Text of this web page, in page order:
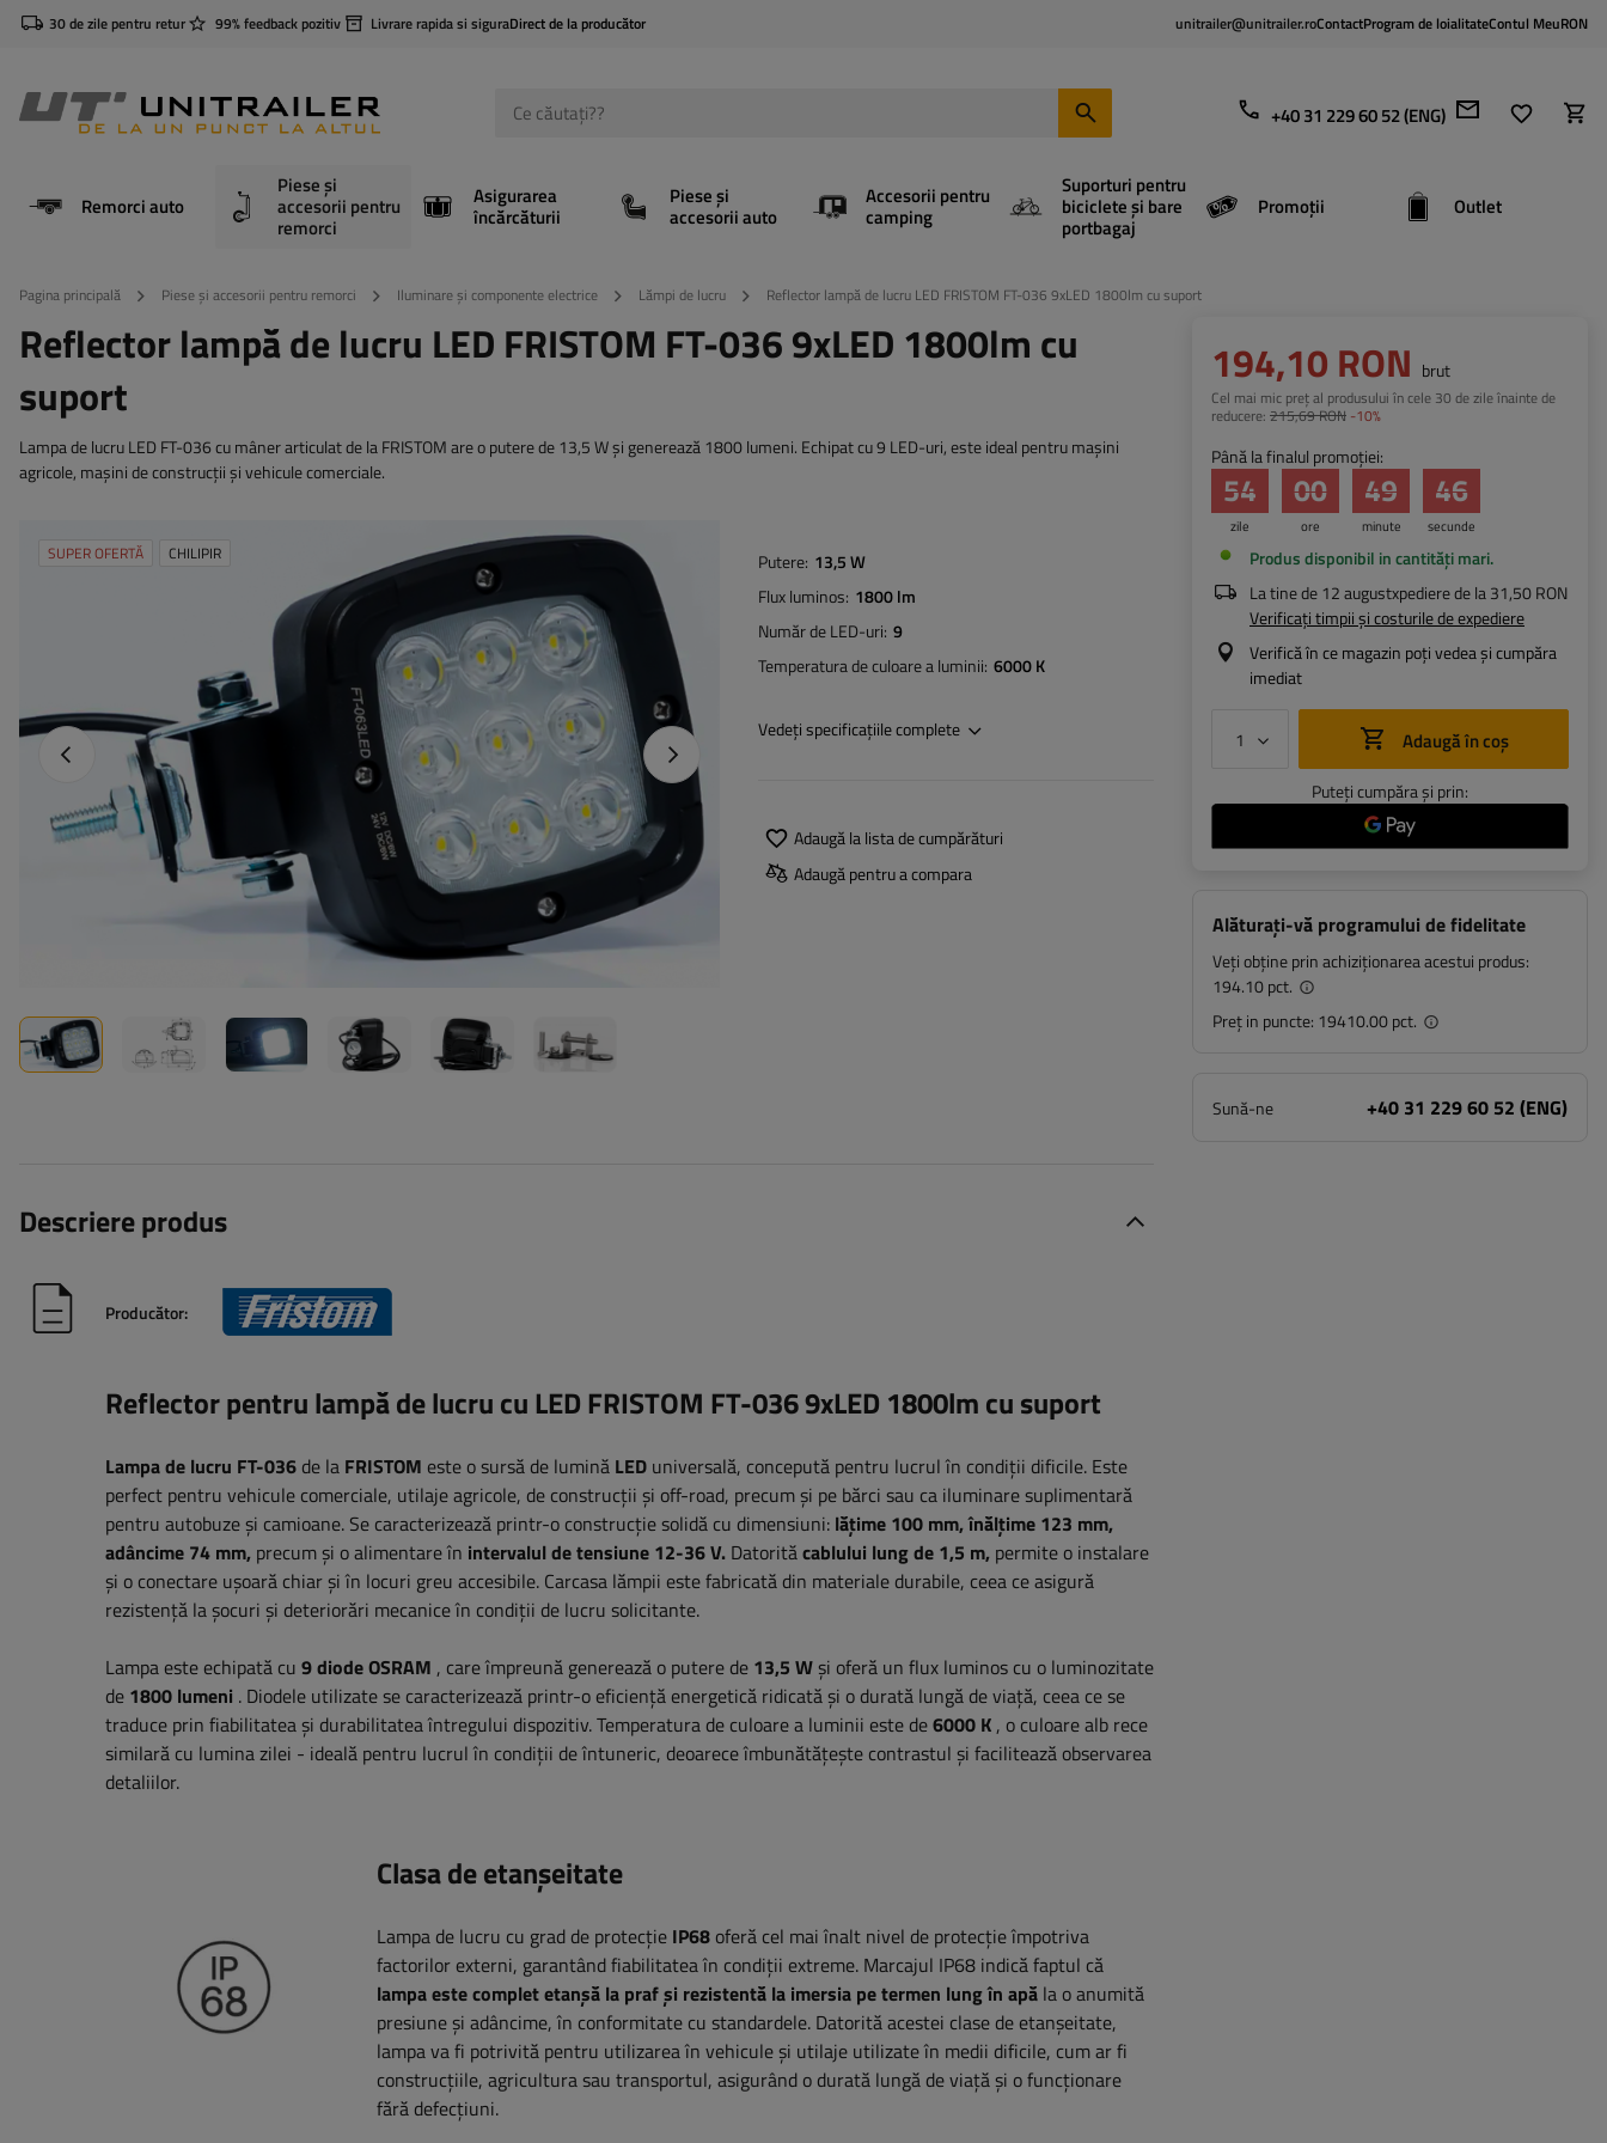
30 de zile pentru retur 99% feedback pozitiv Livrare rapida si siguraDirect de la producător unitrailer@unitrailer.roContactProgram de loialitateContul MeuRON
+40 31 229 60 52 (ENG)
Remorci auto
Piese și
accesorii pentru
remorci
Asigurarea
încărcăturii
Piese și
accesorii auto
Accesorii pentru
camping
Suporturi pentru
biciclete și bare
portbagaj
Promoții Outlet
Pagina principală Piese și accesorii pentru remorci Iluminare și componente electrice Lămpi de lucru Reflector lampă de lucru LED FRISTOM FT-036 9xLED 1800lm cu suport
Reflector lampă de lucru LED FRISTOM FT-036 9xLED 1800lm cu
suport
Lampa de lucru LED FT-036 cu mâner articulat de la FRISTOM are o putere de 13,5 W și generează 1800 lumeni. Echipat cu 9 LED-uri, este ideal pentru mașini
agricole, mașini de construcții și vehicule comerciale.
Fotografia anterioară Următoarea fotografie
SUPER OFERTĂ CHILIPIR Putere 13,5 W
Flux luminos 1800 lm
Număr de LED-uri 9
Temperatura de culoare a luminii 6000 K
Vedeți specificațiile complete
Adaugă la lista de cumpărături
Adaugă pentru a compara
194,10 RON brut
Cel mai mic preț al produsului în cele 30 de zile înainte de
reducere: 215,69 RON -10%
Până la finalul promoției:
zile
54
ore
00
minute
49
secunde
45
Produs disponibil in cantități mari
La tine de12 augustxpediere de la31,50 RON
Verificați timpii și costurile de expediere
Verifică în ce magazin poți vedea și cumpăra
imediat
Adaugă în coș
Puteți cumpăra și prin:
Alăturați-vă programului de fidelitate
Veți obține prin achiziționarea acestui produs:
194.10 pct.
Preț in puncte: 19410.00 pct.
Sună-ne +40 31 229 60 52 (ENG)
Descriere produs
Producător:
Reflector pentru lampă de lucru cu LED FRISTOM FT-036 9xLED 1800lm cu suport
Lampa de lucru FT-036 de la FRISTOM este o sursă de lumină LED universală, concepută pentru lucrul în condiții dificile. Este
perfect pentru vehicule comerciale, utilaje agricole, de construcții și off-road, precum și pe bărci sau ca iluminare suplimentară
pentru autobuze și camioane. Se caracterizează printr-o construcție solidă cu dimensiuni: lățime 100 mm, înălțime 123 mm,
adâncime 74 mm, precum și o alimentare în intervalul de tensiune 12-36 V. Datorităcablului lung de 1,5 m, permite o instalare
și o conectare ușoară chiar și în locuri greu accesibile. Carcasa lămpii este fabricată din materiale durabile, ceea ce asigură
rezistență la șocuri și deteriorări mecanice în condiții de lucru solicitante.
Lampa este echipată cu 9 diode OSRAM , care împreună generează o putere de 13,5 Wși oferă un flux luminos cu o luminozitate
de 1800 lumeni . Diodele utilizate se caracterizează printr-o eficiență energetică ridicată și o durată lungă de viață, ceea ce se
traduce prin fiabilitatea și durabilitatea întregului dispozitiv. Temperatura de culoare a luminii este de6000 K , o culoare alb rece
similară cu lumina zilei - ideală pentru lucrul în condiții de întuneric, deoarece îmbunătățește contrastul și facilitează observarea
detaliilor.
Clasa de etanșeitate
Lampa de lucru cu grad de protecție IP68 oferă cel mai înalt nivel de protecție împotriva
factorilor externi, garantând fiabilitatea în condiții extreme. Marcajul IP68 indică faptul că
lampa este complet etanșă la praf și rezistentă la imersia pe termen lung în apă la o anumită
presiune și adâncime, în conformitate cu standardele. Datorită acestei clase de etanșeitate,
lampa va fi potrivită pentru utilizarea în vehicule și utilaje utilizate în medii dificile, cum ar fi
construcțiile, agricultura sau transportul, asigurând o durată lungă de viață și o funcționare
fără defecțiuni.